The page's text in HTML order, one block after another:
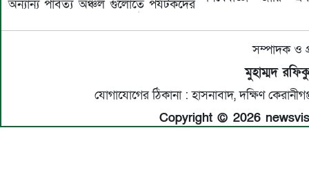
অন্যান্য পার্বত্য অঞ্চল গুলোতে পর্যটকদের
সম্পাদক ও
মুহাম্মদ
যোগাযোগের ঠিকানা : হাসনাবাদ, দক্ষিণ
Copyright © 2026